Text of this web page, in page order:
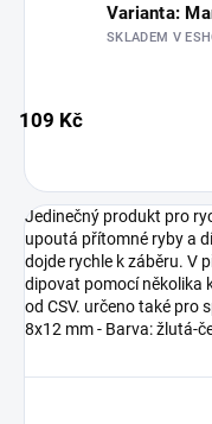
Varianta:
SKLADEM V
109 Kč
Jedinečný produkt pro
upoutá přítomné ryby a
dojde rychle k záběru. V
dipovat pomocí několika
od CSV. určeno také pro
8x12 mm - Barva: žlutá-